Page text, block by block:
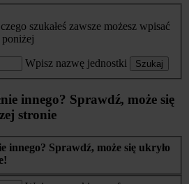
szukałeś zawsze możesz wpisać
poniżej
Wpisz nazwę jednostki Szukaj
innego? Sprawdź, może się
stronie
innego? Sprawdź, może się ukryło